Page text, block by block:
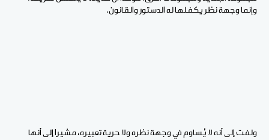
وإنما وجهة نظر يكفلها له الدستور والقانون.
ولفت إلى أنه لا يُساوم في وجهة نظره ولا حرية تعبيره، مشيرا إلى أنها